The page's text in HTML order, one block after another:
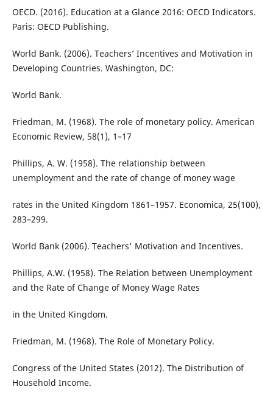
OECD. (2016). Education at a Glance 2016: OECD Indicators.
Paris: OECD Publishing.
World Bank. (2006). Teachers’ Incentives and Motivation in
Developing Countries. Washington, DC:
World Bank.
Friedman, M. (1968). The role of monetary policy. American
Economic Review, 58(1), 1–17
Phillips, A. W. (1958). The relationship between
unemployment and the rate of change of money wage
rates in the United Kingdom 1861–1957. Economica, 25(100),
283–299.
World Bank (2006). Teachers' Motivation and Incentives.
Phillips, A.W. (1958). The Relation between Unemployment
and the Rate of Change of Money Wage Rates
in the United Kingdom.
Friedman, M. (1968). The Role of Monetary Policy.
Congress of the United States (2012). The Distribution of
Household Income.